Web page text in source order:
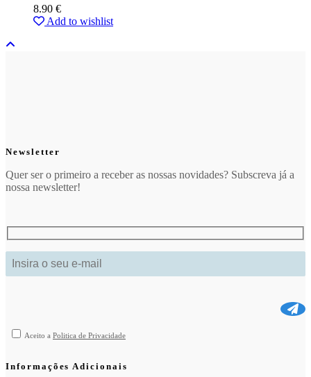
8.90 €
Add to wishlist
Newsletter
Quer ser o primeiro a receber as nossas novidades? Subscreva já a
nossa newsletter!
Aceito a Politica de Privacidade
Informações Adicionais